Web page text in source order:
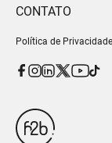
CONTATO
Política de Privacidade